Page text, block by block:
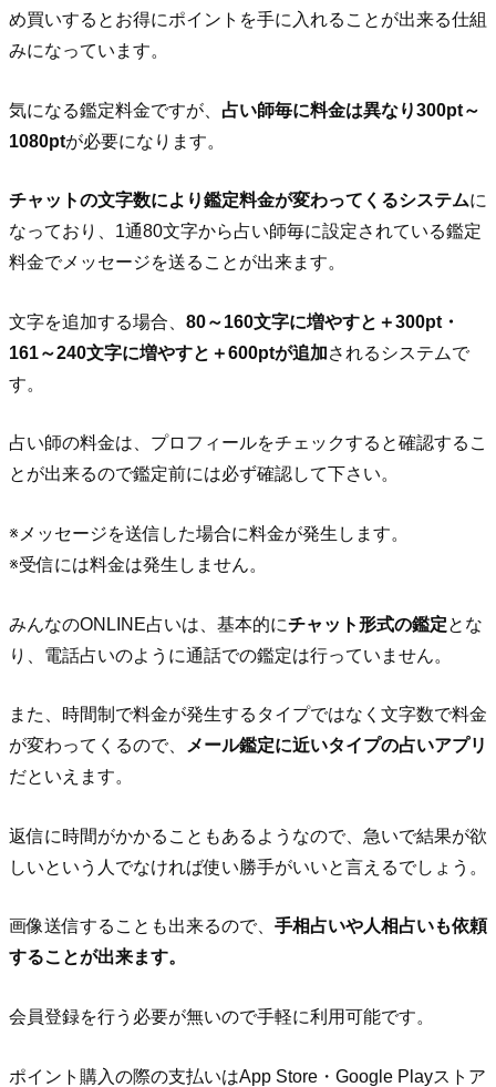
め買いするとお得にポイントを手に入れることが出来る仕組
みになっています。
気になる鑑定料金ですが、 占い師毎に料金は異なり300pt～
1080ptが必要になります。
チャットの文字数により鑑定料金が変わってくるシステムに
なっており、1通80文字から占い師毎に設定されている鑑定
料金でメッセージを送ることが出来ます。
文字を追加する場合、 80～160文字に増やすと＋300pt・
161～240文字に増やすと＋600ptが追加されるシステムで
す。
占い師の料金は、プロフィールをチェックすると確認するこ
とが出来るので鑑定前には必ず確認して下さい。
※メッセージを送信した場合に料金が発生します。
※受信には料金は発生しません。
みんなのONLINE占いは、基本的にチャット形式の鑑定とな
り、電話占いのように通話での鑑定は行っていません。
また、時間制で料金が発生するタイプではなく文字数で料金
が変わってくるので、
メール鑑定に近いタイプの占いアプリ
だといえます。
返信に時間がかかることもあるようなので、急いで結果が欲
しいという人でなければ使い勝手がいいと言えるでしょう。
画像送信することも出来るので、 手相占いや人相占いも依頼
することが出来ます。
会員登録を行う必要が無いので手軽に利用可能です。
ポイント購入の際の支払いはApp Store・Google Playストア‎